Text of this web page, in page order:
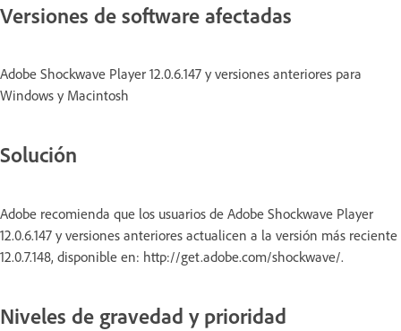
Versiones de software afectadas
Adobe Shockwave Player 12.0.6.147 y versiones anteriores para
Windows y Macintosh
Solución
Adobe recomienda que los usuarios de Adobe Shockwave Player
12.0.6.147 y versiones anteriores actualicen a la versión más reciente
12.0.7.148, disponible en: http://get.adobe.com/shockwave/.
Niveles de gravedad y prioridad